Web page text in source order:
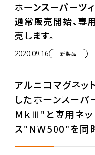
ホーンスーパー
通常販売開始、専
売します。
2020.09.16 新製品
アルニコマグネ
したホーンスー
MkⅢ"と専用ネッ
ス"NW500"を同